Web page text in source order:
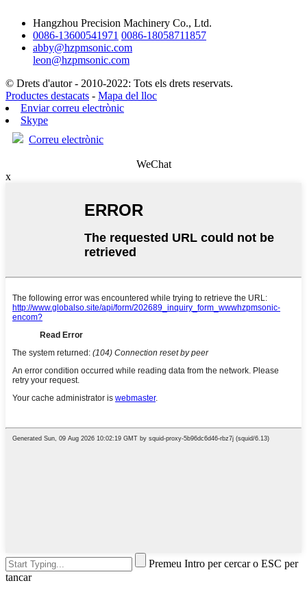
Hangzhou Precision Machinery Co., Ltd.
0086-13600541971 0086-18058711857
abby@hzpmsonic.com
leon@hzpmsonic.com
© Drets d'autor - 2010-2022: Tots els drets reservats.
Productes destacats - Mapa del lloc
Enviar correu electrònic
Skype
Correu electrònic
WeChat
x
Premeu Intro per cercar o ESC per
tancar